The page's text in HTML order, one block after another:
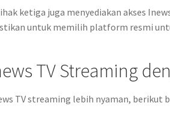
ketiga juga menyediakan akses
untuk memilih platform resmi
TV Streaming
TV streaming lebih nyaman, berikut